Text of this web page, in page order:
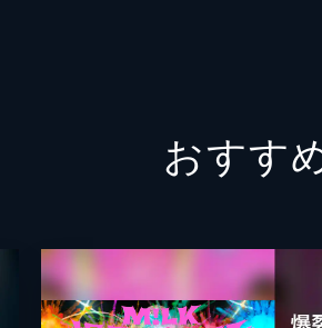
おすす